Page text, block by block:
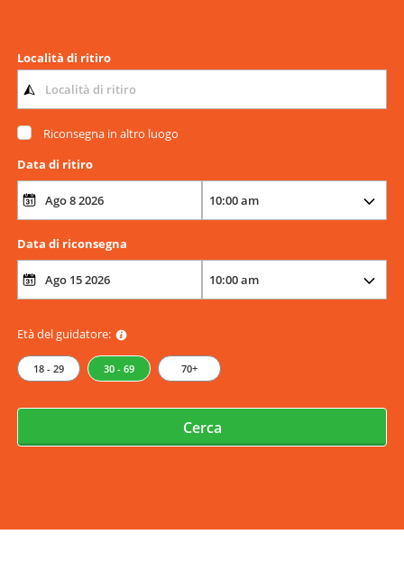
Località di ritiro
Riconsegna in altro luogo
Data di ritiro
Data di riconsegna
Età del guidatore:
18 - 29 30 - 69 70+
Cerca